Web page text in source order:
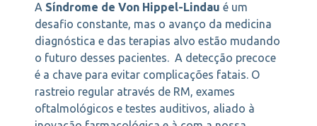
A Síndrome de Von Hippel-Lindau é um
desafio constante, mas o avanço da medicina
diagnóstica e das terapias alvo estão mudando
o futuro desses pacientes. A detecção precoce
é a chave para evitar complicações fatais. O
rastreio regular através de RM, exames
oftalmológicos e testes auditivos, aliado à